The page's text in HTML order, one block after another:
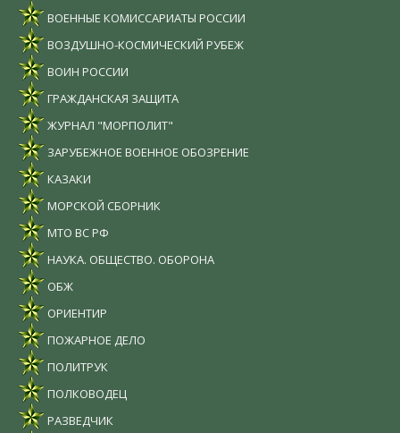
ВОЕННЫЕ КОМИССАРИАТЫ РОССИИ
ВОЗДУШНО-КОСМИЧЕСКИЙ РУБЕЖ
ВОИН РОССИИ
ГРАЖДАНСКАЯ ЗАЩИТА
ЖУРНАЛ "МОРПОЛИТ"
ЗАРУБЕЖНОЕ ВОЕННОЕ ОБОЗРЕНИЕ
КАЗАКИ
МОРСКОЙ СБОРНИК
МТО ВС РФ
НАУКА. ОБЩЕСТВО. ОБОРОНА
ОБЖ
ОРИЕНТИР
ПОЖАРНОЕ ДЕЛО
ПОЛИТРУК
ПОЛКОВОДЕЦ
РАЗВЕДЧИК